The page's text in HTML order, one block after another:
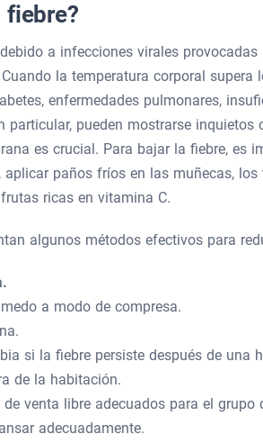
fiebre?
a infecciones virales
la temperatura corporal supera
enfermedades pulmonares,
particular, pueden mostrarse
es crucial. Para bajar la fiebre, es
paños fríos en las muñecas,
ricas en vitamina C.
algunos métodos efectivos para
a modo de compresa.
si la fiebre persiste después de una
de la habitación.
venta libre adecuados para el grupo
adecuadamente.